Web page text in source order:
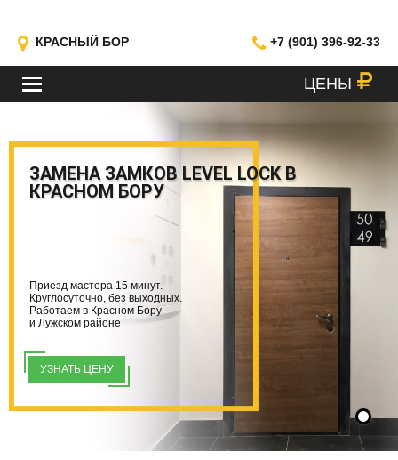
КРАСНЫЙ БОР +7 (901) 396-92-33
МЕНЮ ЦЕНЫ
ЗАМЕНА ЗАМКОВ LEVEL LOCK В
КРАСНОМ БОРУ
Приезд мастера 15 минут.
Круглосуточно, без выходных.
Работаем в Красном Бору
и Лужском районе
УЗНАТЬ ЦЕНУ